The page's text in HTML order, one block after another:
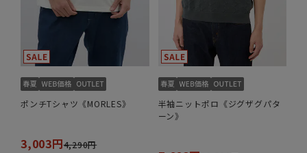
ポンチTシャツ《MORLES》
3,003円4,290円
半袖ニットポロ《ジグザグパタ
ーン》